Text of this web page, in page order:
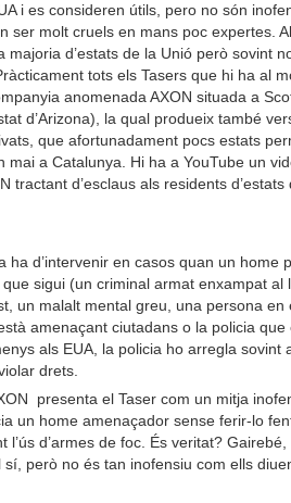
i es consideren útils, pero no són
ser molt cruels en mans poc expertes.
majoria d’estats de la Unió però sovint
tots els Tasers que hi ha al
anomenada AXON situada a
d’Arizona), la qual produeix també
que afortunadament pocs estats
mai a Catalunya. Hi ha a YouTube un
tractant d’esclaus als residents
ha d’intervenir en casos quan un home
sigui (un criminal armat enxampat al
un malalt mental greu, una persona en
amenaçant ciutadans o la policia que
als EUA, la policia ho arregla sovint
drets.
presenta el Taser com un mitja
un home amenaçador sense ferir-lo
l’ús d’armes de foc. És veritat? Gairebé,
sí, però no és tan inofensiu com ells